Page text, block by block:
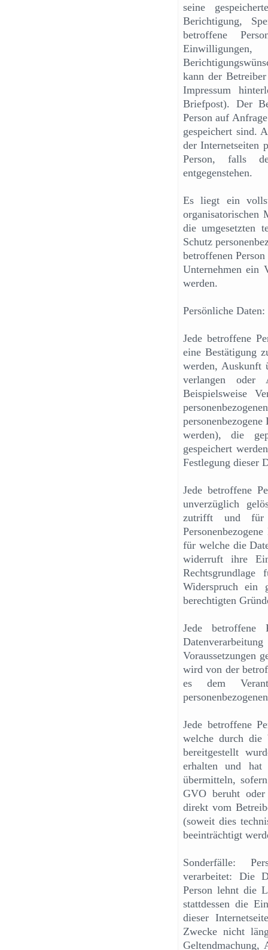
seine
Berichtigung,
betroffene
kann der
Impressum
Briefpost). Der
Person auf
gespeichert sind.
der Internetseiten
Person, falls
entgegenstehen.
Es liegt ein
organisatorischen
die umgesetzten
Schutz
betroffenen
Unternehmen ein
werden.
Persönliche
Jede betroffene
eine Bestätigung
werden, Auskunft
verlangen oder
Beispielsweise
werden), die
gespeichert
Festlegung dieser
Jede betroffene
unverzüglich
zutrifft und für
für welche die
widerruft ihre
Widerspruch ein
berechtigten
Jede betroffene
Voraussetzungen
wird von der
es dem
Jede betroffene
welche durch die
bereitgestellt
erhalten und
übermitteln,
GVO beruht oder
direkt vom
(soweit dies
beeinträchtigt
Sonderfälle:
verarbeitet: Die
Person lehnt die
stattdessen die
dieser
Zwecke nicht
Geltendmachung,